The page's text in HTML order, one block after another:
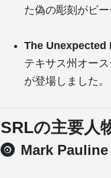
た偽の彫刻がビ
The Unexpected
テキサス州オー
が登場しました。
SRLの主要人
Mark Pauline